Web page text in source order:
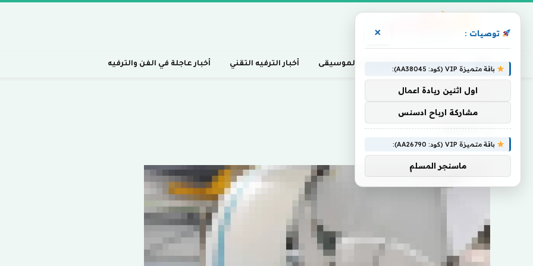
أخبار السينما، التلفزيون، والموسيقى أخبار الترفيه التقني أخبار عاجلة في الفن والترفيه
Home
» المنطاد
المنطاد
توصيات : ×
باقة متميزة VIP (كود: AA38045):
اول اثنين ريادة اعمال
مشاركة ارباح ادسنس
باقة متميزة VIP (كود: AA26790):
ماسنجر المسلم